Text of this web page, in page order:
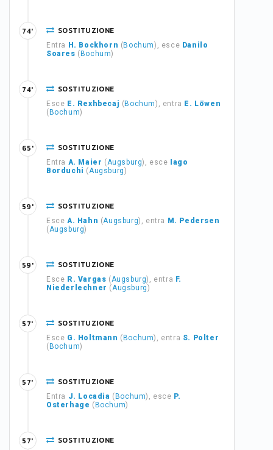
SOSTITUZIONE
Entra H. Bockhorn ( Bochum), esce Danilo
Soares ( Bochum)
74'
SOSTITUZIONE
Esce E. Rexhbecaj ( Bochum), entra E. Löwen
( Bochum)
74'
SOSTITUZIONE
Entra A. Maier (Augsburg), esce
Iago
Borduchi (Augsburg)
65'
SOSTITUZIONE
Esce A. Hahn (Augsburg), entra
M. Pedersen
(Augsburg)
59'
SOSTITUZIONE
Esce R. Vargas (Augsburg), entra F.
Niederlechner (Augsburg)
59'
SOSTITUZIONE
Esce G. Holtmann ( Bochum), entra S. Polter
( Bochum)
57'
SOSTITUZIONE
Entra J. Locadia ( Bochum), esce P.
Osterhage ( Bochum)
57'
SOSTITUZIONE
57'